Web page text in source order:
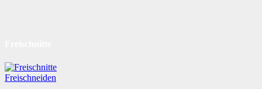
Freischneiden